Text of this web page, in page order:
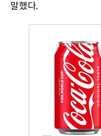
말했다.